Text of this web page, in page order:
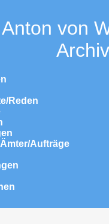
Anton von
Archiv
Reden
Aufträge